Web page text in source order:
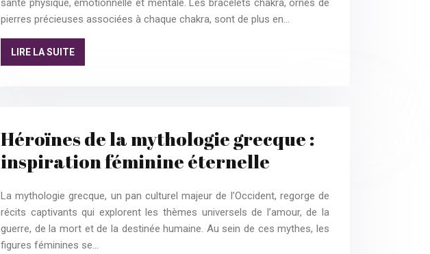
pierres précieuses associées à chaque chakra, sont de plus en…
LIRE LA SUITE
Héroïnes de la mythologie grecque :
inspiration féminine éternelle
La mythologie grecque, un pan culturel majeur de l’Occident, regorge de
récits captivants qui explorent les thèmes universels de l’amour, de la
guerre, de la mort et de la destinée humaine. Au sein de ces mythes, les
figures féminines se…